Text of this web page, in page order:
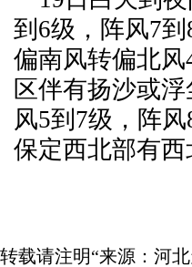
到6级，阵风7
偏南风转偏北
区伴有扬沙或
风5到7级，阵
保定西北部有
转载请注明“来源：河